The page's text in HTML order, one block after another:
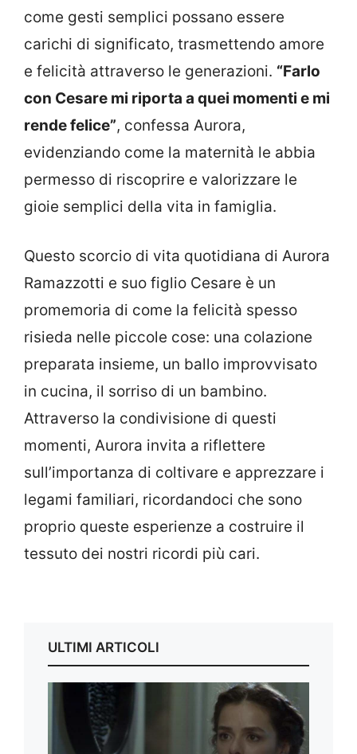
come gesti semplici possano essere
carichi di significato, trasmettendo amore
e felicità attraverso le generazioni. “Farlo
con Cesare mi riporta a quei momenti e mi
rende felice”, confessa Aurora,
evidenziando come la maternità le abbia
permesso di riscoprire e valorizzare le
gioie semplici della vita in famiglia.
Questo scorcio di vita quotidiana di Aurora
Ramazzotti e suo figlio Cesare è un
promemoria di come la felicità spesso
risieda nelle piccole cose: una colazione
preparata insieme, un ballo improvvisato
in cucina, il sorriso di un bambino.
Attraverso la condivisione di questi
momenti, Aurora invita a riflettere
sull’importanza di coltivare e apprezzare i
legami familiari, ricordandoci che sono
proprio queste esperienze a costruire il
tessuto dei nostri ricordi più cari.
ULTIMI ARTICOLI